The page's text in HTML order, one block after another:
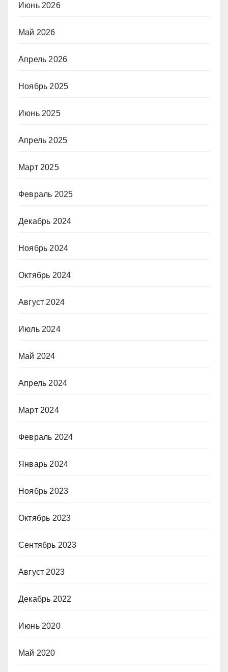
Июнь 2026
Май 2026
Апрель 2026
Ноябрь 2025
Июнь 2025
Апрель 2025
Март 2025
Февраль 2025
Декабрь 2024
Ноябрь 2024
Октябрь 2024
Август 2024
Июль 2024
Май 2024
Апрель 2024
Март 2024
Февраль 2024
Январь 2024
Ноябрь 2023
Октябрь 2023
Сентябрь 2023
Август 2023
Декабрь 2022
Июнь 2020
Май 2020